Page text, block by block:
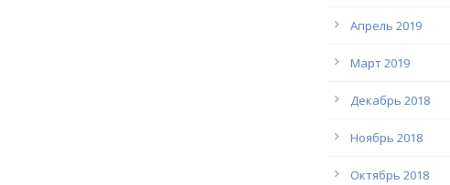
Апрель 2019
Март 2019
Декабрь 2018
Ноябрь 2018
Октябрь 2018